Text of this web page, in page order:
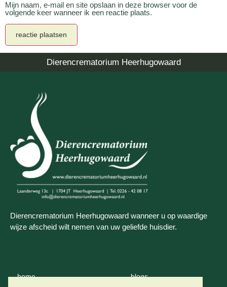
Mijn naam, e-mail en site opslaan in deze browser voor de
volgende keer wanneer ik een reactie plaats.
Dierencrematorium Heerhugowaard
Dierencrematorium Heerhugowaard wanneer u op waardige
wijze afscheid wilt nemen van uw geliefde huisdier.
home blogs